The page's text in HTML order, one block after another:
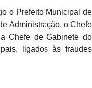
o Prefeito Municipal de
Administração, o Chefe
Chefe de Gabinete do
ligados às fraudes